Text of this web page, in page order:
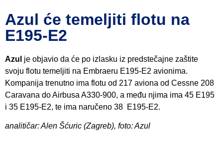
Azul će temeljiti flotu na
E195-E2
Azul je objavio da će po izlasku iz predstečajne zaštite
svoju flotu temeljiti na Embraeru E195-E2 avionima.
Kompanija trenutno ima flotu od 217 aviona od Cessne 208
Caravana do Airbusa A330-900, a među njima ima 45 E195
i 35 E195-E2, te ima naručeno 38 E195-E2.
analitičar: Alen Šćuric (Zagreb), foto: Azul